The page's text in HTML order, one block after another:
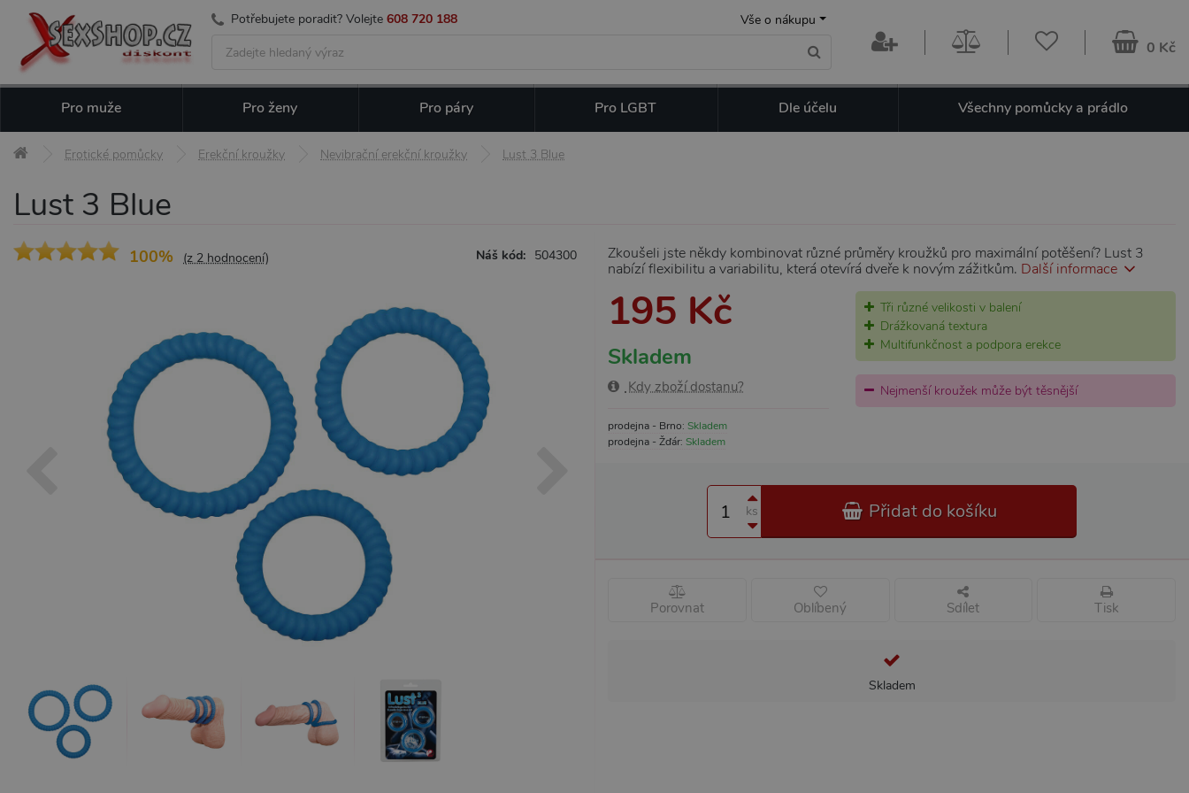
Potřebujete poradit? Volejte 608 720 188 Vše o nákupu
0 Kč
Pro muže Pro ženy Pro páry Pro LGBT Dle účelu Všechny pomůcky a prádlo
Erotické pomůcky Erekční kroužky Nevibrační erekční kroužky Lust 3 Blue
Lust 3 Blue
100% (z 2 hodnocení) Náš kód: 504300
Zkoušeli jste někdy kombinovat různé průměry kroužků pro maximální potěšení? Lust 3
nabízí flexibilitu a variabilitu, která otevírá dveře k novým zážitkům. Další informace
195 Kč
Skladem
Kdy zboží dostanu?
prodejna - Brno: Skladem
prodejna - Žďár: Skladem
Tři různé velikosti v balení
Drážkovaná textura
Multifunkčnost a podpora erekce
Nejmenší kroužek může být těsnější
ks Přidat do košíku
Porovnat Oblíbený Sdílet Tisk
Skladem